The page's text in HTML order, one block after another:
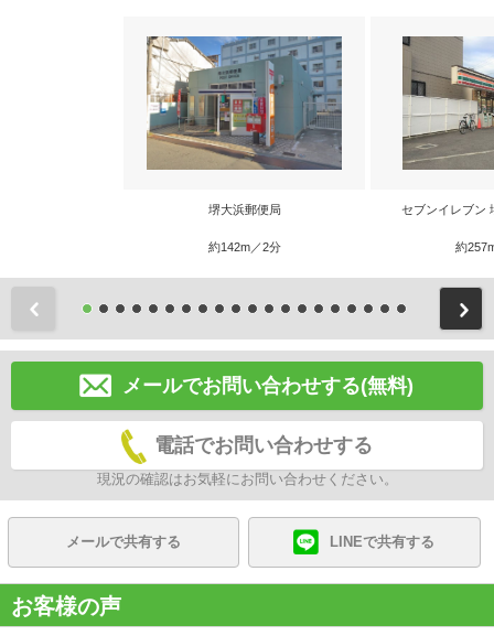
堺大浜郵便局
約142m／2分
セブンイレブン
約
メールでお問い合わせする(無料)
電話でお問い合わせする
現況の確認はお気軽にお問い合わせください。
メールで共有する LINEで共有する
お客様の声